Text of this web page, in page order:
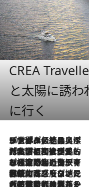
CREA
と太陽に誘
に行く
2026.8.8
リスボンの絶品スイーツ「パステル・デ・ナタ」とは？ポルトガル伝統の奥深い世界へ
2026.7.27
「私の祖国はポルトガル語です」国民的詩人フェルナンド・ペソアと、彼が愛した文学の街を歩く
2026.7.26
ポルトガル近海が育む極上の海の幸。キリリと冷えた白ワインと愉しむ、シーフード専門店の贅沢
2026.7.22
伝統の味をモダンに昇華。高感度な地元客が集う、リスボンの最旬ガストロノミー
2026.7.21
大航海時代の栄華から、震災、独裁、そして革命へ。ポルトガル・首都リスボンの石畳に刻まれた「歴史の光と影」